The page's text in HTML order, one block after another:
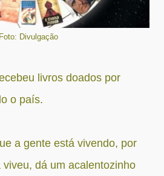
Foto: Divulgação
livros doados por
o país.
a gente está vivendo, por
dá um acalentozinho